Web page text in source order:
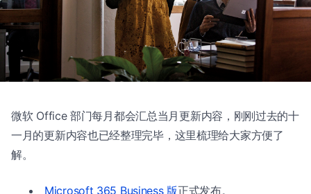
微软 Office 部门每月都会汇总当月更新内容，刚刚过去的十
一月的更新内容也已经整理完毕，这里梳理给大家方便了
解。
Microsoft 365 Business 版正式发布。